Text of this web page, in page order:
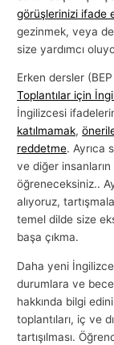
görüşlerinizi ifade
gezinmek, veya
size yardımcı
Erken dersler
Toplantılar için
İngilizcesi
katılmamak,
reddetme. Ayrıca
ve diğer
öğreneceksiniz..
alıyoruz,
temel dilde size
başa çıkma.
Daha yeni
durumlara ve
hakkında bilgi
toplantıları, iç ve
tartışılması.
l
a
ı